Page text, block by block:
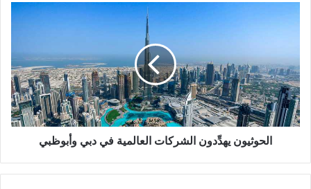
الحوثيون يهدِّدون الشركات العالمية في دبي وأبوظبي